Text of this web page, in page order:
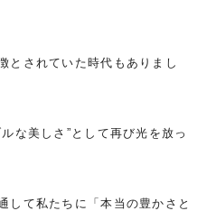
とされていた時代もありまし
な美しさ”として再び光を放っ
して私たちに「本当の豊かさと